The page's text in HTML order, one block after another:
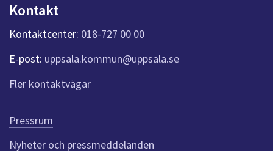
k
t
e
r
f
ö
r
e
n
n
Kontakt
Kontaktcenter: 018-727 00 00
E-post: uppsala.kommun@uppsala.se
Fler kontaktvägar
Pressrum
Nyheter och pressmeddelanden